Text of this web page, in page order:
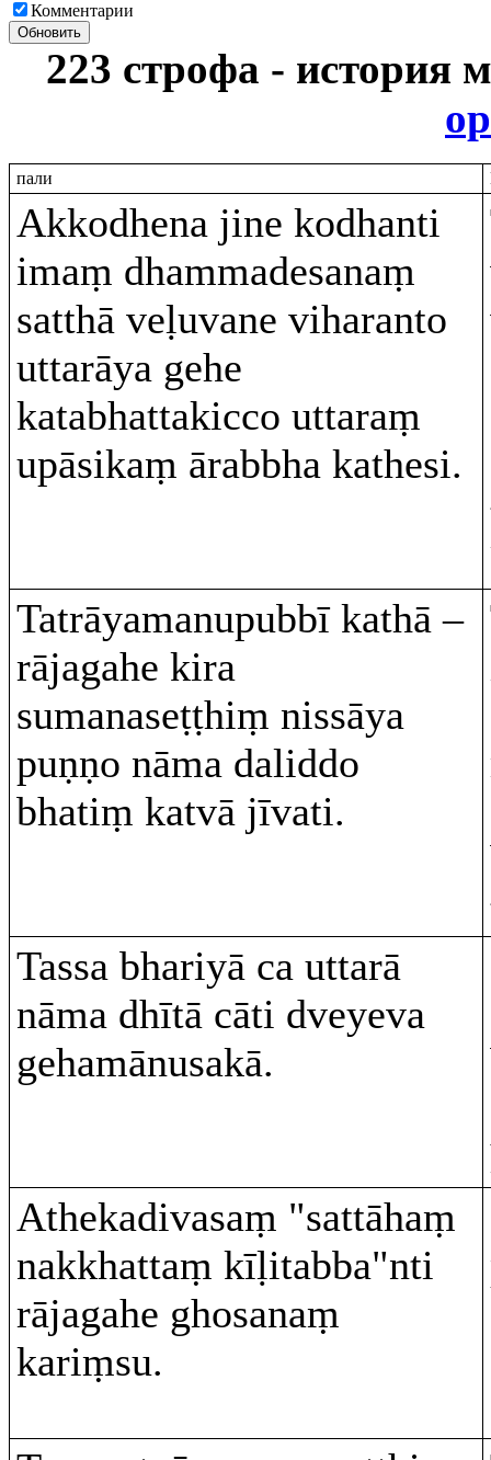
Комментарии
Обновить
223 строфа -
пали
Akkodhena jine kodhanti
imaṃ dhammadesanaṃ
satthā veḷuvane viharanto
uttarāya gehe
katabhattakicco uttaraṃ
upāsikaṃ ārabbha kathesi.
Tatrāyamanupubbī kathā –
rājagahe kira
sumanaseṭṭhiṃ nissāya
puṇṇo nāma daliddo
bhatiṃ katvā jīvati.
Tassa bhariyā ca uttarā
nāma dhītā cāti dveyeva
gehamānusakā.
Athekadivasaṃ "sattāhaṃ
nakkhattaṃ kīḷitabba"nti
rājagahe ghosanaṃ
kariṃsu.